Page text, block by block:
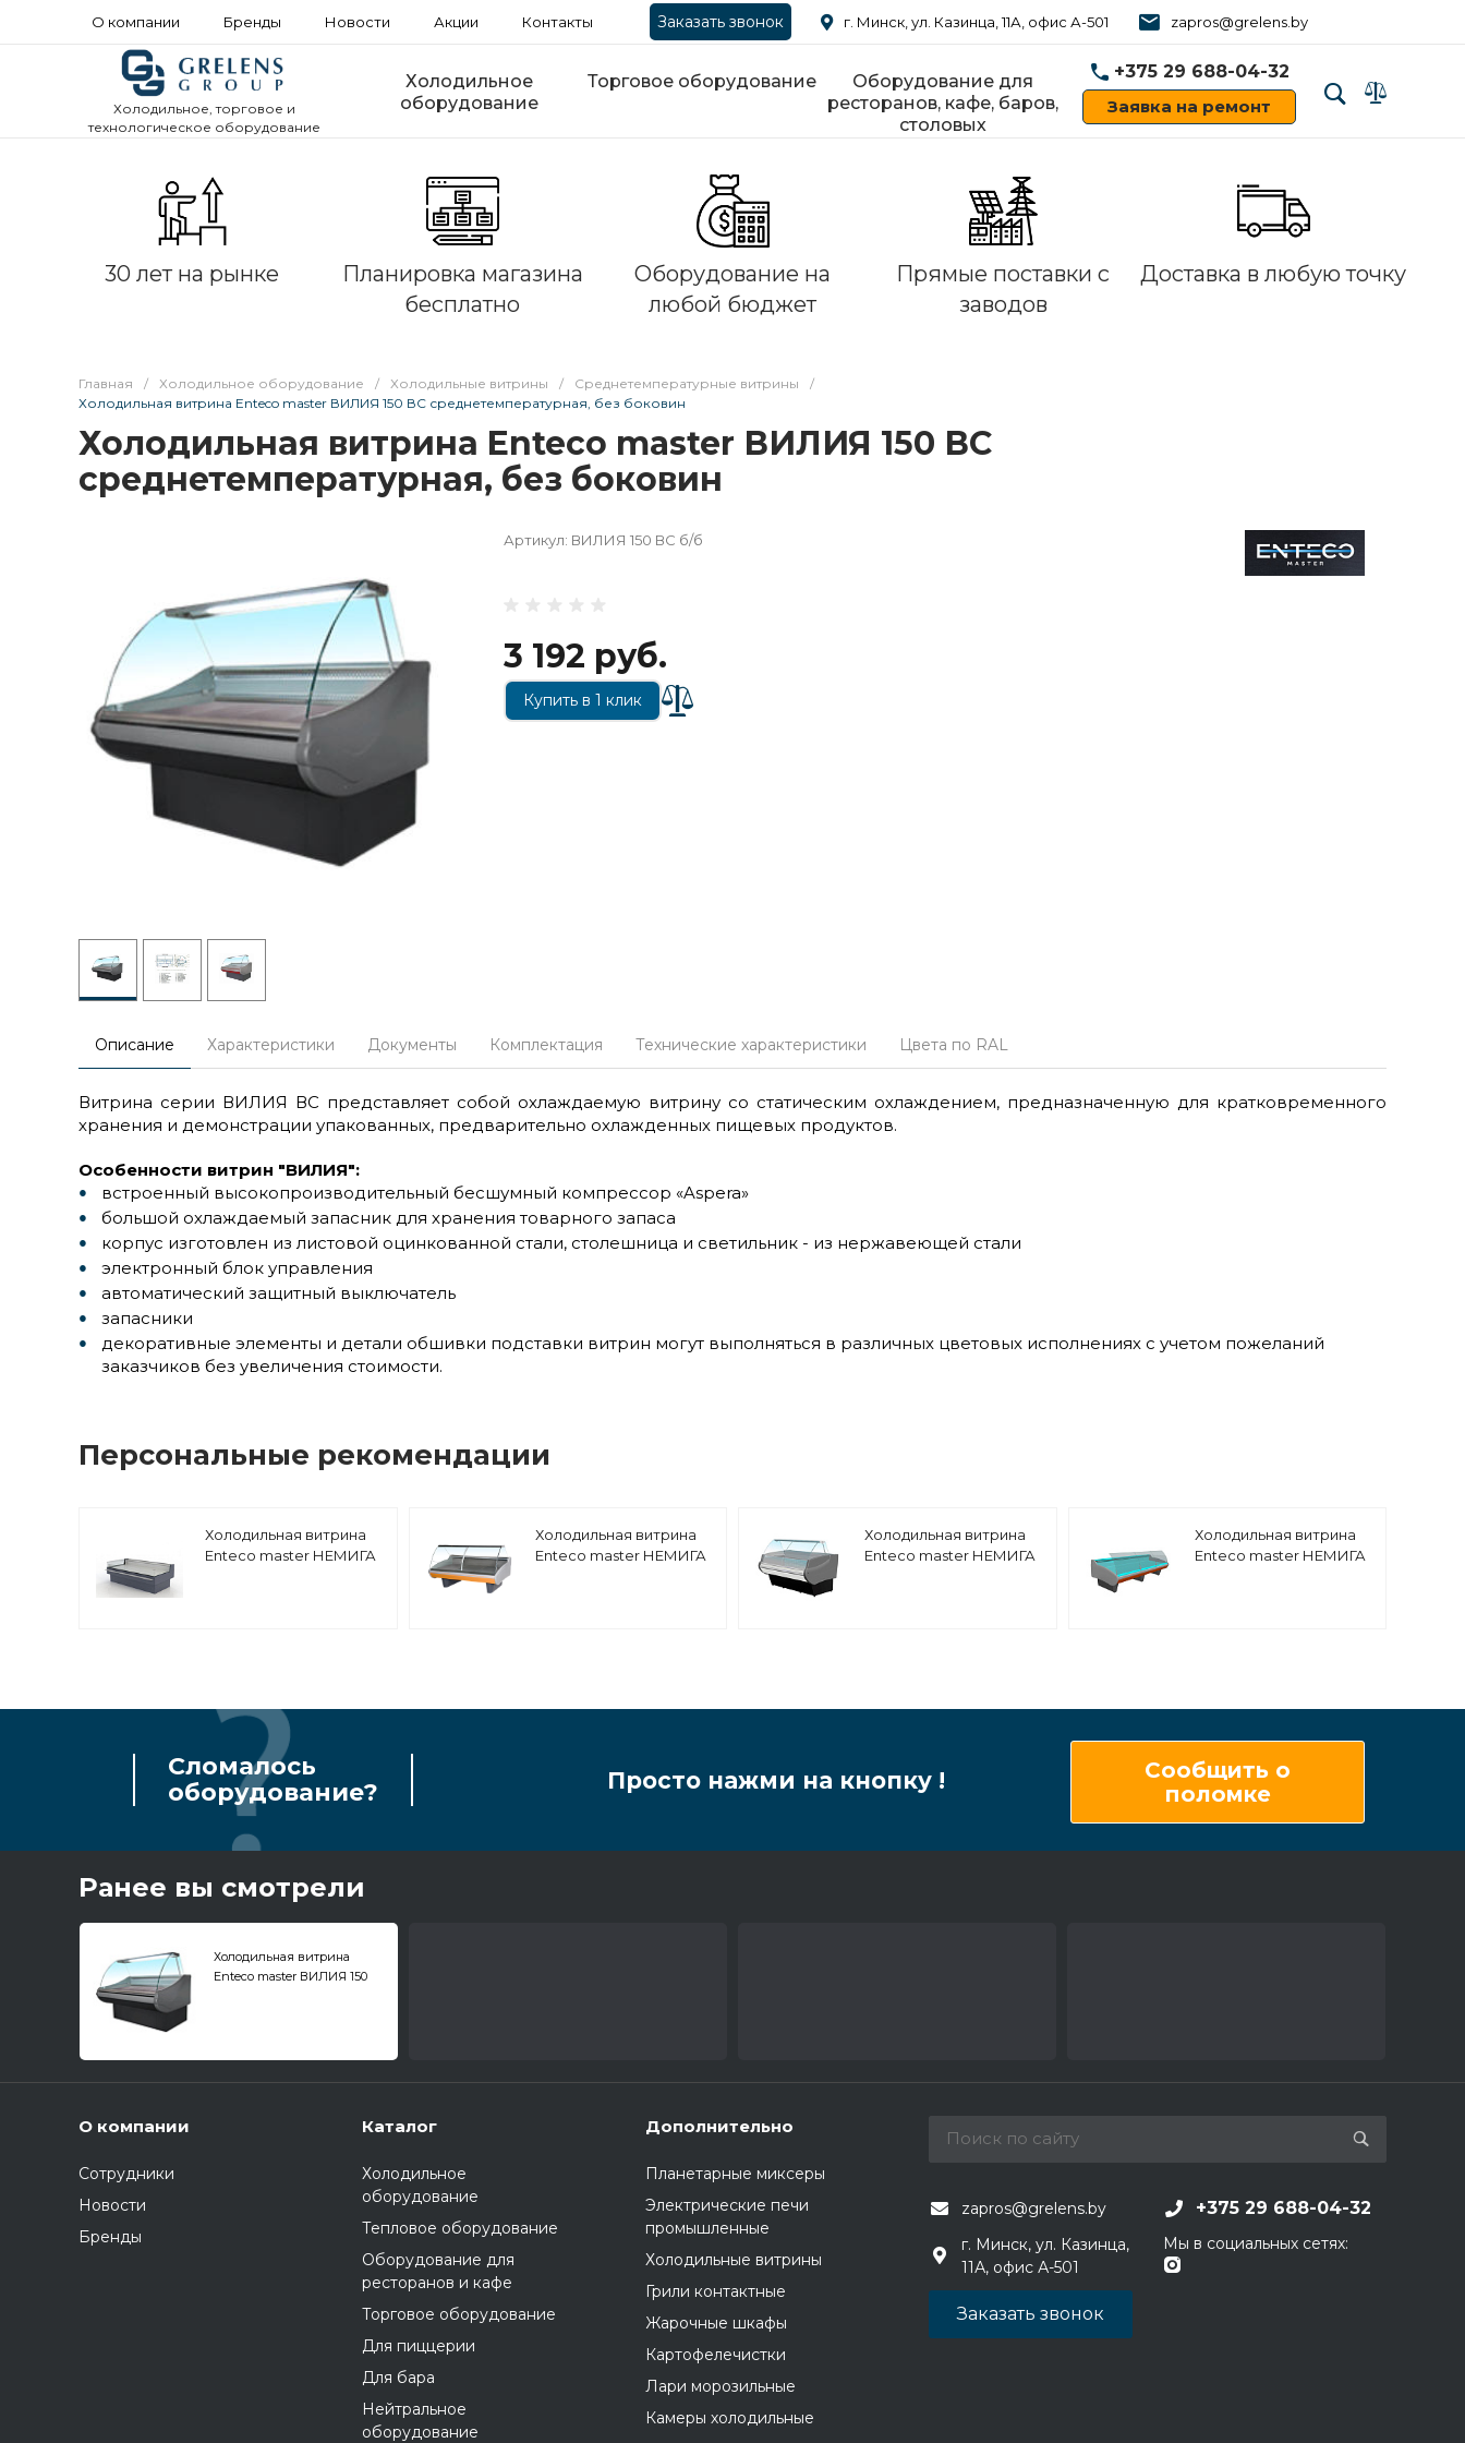
О компании Бренды Новости Акции Контакты Заказать звонок г. Минск, ул. Казинца, 11А, офис А-501 zapros@grelens.by
Холодильное, торговое и
технологическое оборудование
Холодильное
оборудование
Торговое оборудование
Оборудование для
ресторанов, кафе, баров,
столовых
+375 29 688-04-32
Заявка на ремонт
30 лет на рынке
Планировка магазина
бесплатно
Оборудование на
любой бюджет
Прямые поставки с
заводов
Доставка в любую точку
Главная / Холодильное оборудование / Холодильные витрины / Среднетемпературные витрины
/
Холодильная витрина Enteco master ВИЛИЯ 150 ВС среднетемпературная, без боковин
Холодильная витрина Enteco master ВИЛИЯ 150 ВС
среднетемпературная, без боковин
Артикул: ВИЛИЯ 150 ВС б/б
3 192 руб.
Купить в 1 клик
Описание Характеристики Документы Комплектация Технические характеристики Цвета по RAL
Витрина серии ВИЛИЯ ВС представляет собой охлаждаемую витрину со статическим охлаждением, предназначенную для кратковременного
хранения и демонстрации упакованных, предварительно охлажденных пищевых продуктов.
Особенности витрин "ВИЛИЯ":
встроенный высокопроизводительный бесшумный компрессор «Aspera»
большой охлаждаемый запасник для хранения товарного запаса
корпус изготовлен из листовой оцинкованной стали, столешница и светильник - из нержавеющей стали
электронный блок управления
автоматический защитный выключатель
запасники
декоративные элементы и детали обшивки подставки витрин могут выполняться в различных цветовых исполнениях с учетом пожеланий
заказчиков без увеличения стоимости.
Персональные рекомендации
Холодильная витрина
Enteco master НЕМИГА
Холодильная витрина
Enteco master НЕМИГА
Холодильная витрина
Enteco master НЕМИГА
Холодильная витрина
Enteco master НЕМИГА
Сломалось
оборудование?
Просто нажми на кнопку !
Сообщить о
поломке
Ранее вы смотрели
Холодильная витрина
Enteco master ВИЛИЯ 150
О компании
Сотрудники
Новости
Бренды
Каталог
Холодильное
оборудование
Тепловое оборудование
Оборудование для
ресторанов и кафе
Торговое оборудование
Для пиццерии
Для бара
Нейтральное
оборудование
Дополнительно
Планетарные миксеры
Электрические печи
промышленные
Холодильные витрины
Грили контактные
Жарочные шкафы
Картофелечистки
Лари морозильные
Камеры холодильные
zapros@grelens.by +375 29 688-04-32
г. Минск, ул. Казинца,
11А, офис А-501
Мы в социальных сетях:
Заказать звонок